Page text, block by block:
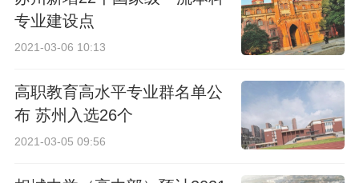
专业建设点
2021-03-06 10:13
高职教育高水平专业群名单公
布 苏州入选26个
2021-03-05 09:56